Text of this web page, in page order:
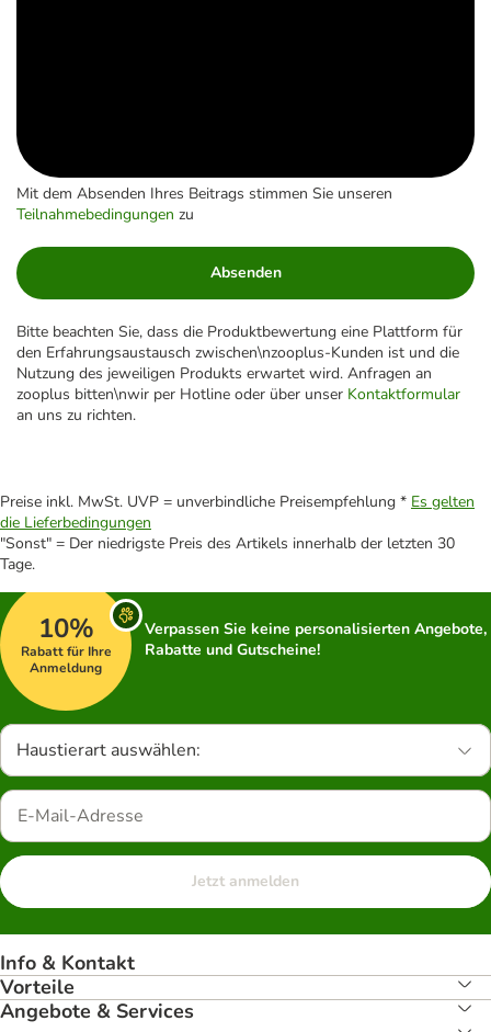
Mit dem Absenden Ihres Beitrags stimmen Sie unseren
Teilnahmebedingungen zu
Absenden
Bitte beachten Sie, dass die Produktbewertung eine Plattform für
den Erfahrungsaustausch zwischen\nzooplus-Kunden ist und die
Nutzung des jeweiligen Produkts erwartet wird. Anfragen an
zooplus bitten\nwir per Hotline oder über unser Kontaktformular
an uns zu richten.
Preise inkl. MwSt. UVP = unverbindliche Preisempfehlung * Es gelten
die Lieferbedingungen
"Sonst" = Der niedrigste Preis des Artikels innerhalb der letzten 30
Tage.
10%
Rabatt für Ihre
Anmeldung
Verpassen Sie keine personalisierten Angebote,
Rabatte und Gutscheine!
Haustierart auswählen:
Jetzt anmelden
Info & Kontakt
Vorteile
Angebote & Services